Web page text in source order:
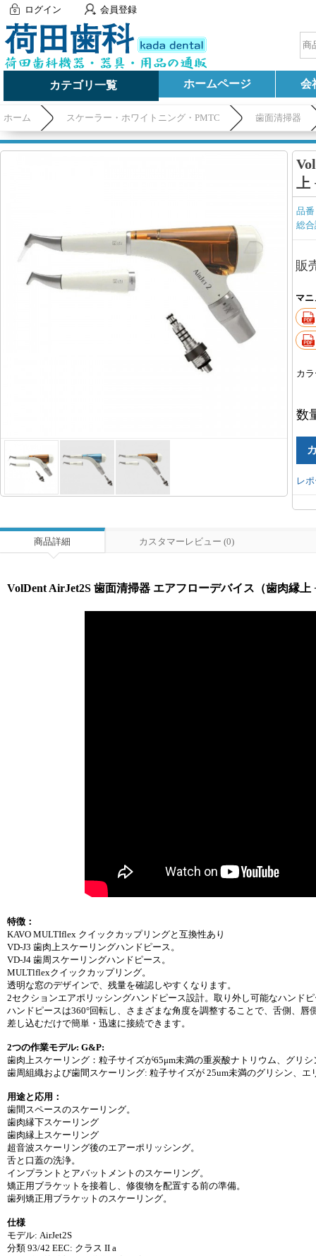
ログイン 会員登録
カテゴリ一覧 ホームページ 会
ホーム スケーラー・ホワイトニング・PMTC 歯面清掃器
上
品
総
販
マ
カ
数
レ
商品詳細 カスタマーレビュー (0)
VolDent AirJet2S 歯面清掃器 エアフローデバイス（歯肉縁上
特徴：
KAVO MULTIflex クイックカップリングと互換性あり
VD-J3 歯肉上スケーリングハンドピース。
VD-J4 歯周スケーリングハンドピース。
MULTlflexクイックカップリング。
透明な窓のデザインで、残量を確認しやすくなります。
2セクションエアポリッシングハンドピース設計。取り外し可能なハンド
ハンドピースは360°回転し、さまざまな角度を調整することで、舌側、
差し込むだけで簡単・迅速に接続できます。
2つの作業モデル: G&P:
歯肉上スケーリング：粒子サイズが65μm未満の重炭酸ナトリウム、グリ
歯周組織および歯間スケーリング: 粒子サイズが 25um未満のグリシン、エ
用途と応用：
歯間スペースのスケーリング。
歯肉縁下スケーリング
歯肉縁上スケーリング
超音波スケーリング後のエアーポリッシング。
舌と口蓋の洗浄。
インプラントとアバットメントのスケーリング。
矯正用ブラケットを接着し、修復物を配置する前の準備。
歯列矯正用ブラケットのスケーリング。
仕様
モデル: AirJet2S
分類 93/42 EEC: クラス II a